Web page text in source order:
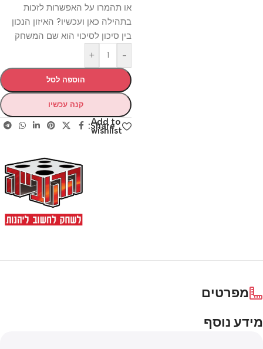
או תהמרו על האפשרות לזכות
בתהילה כאן ועכשיו? האיזון הנכון
בין סיכון לסיכוי הוא שם המשחק
-
+
הוספה לסל
קנה עכשיו
Add to
wishlist
Share:
מפרטים
מידע נוסף